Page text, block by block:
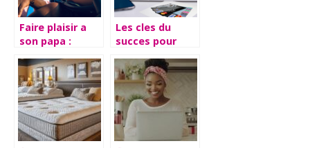
Faire plaisir a
son papa :
cadeaux
parfaits
Les cles du
succes pour
economies sur
vos courses en
ligne